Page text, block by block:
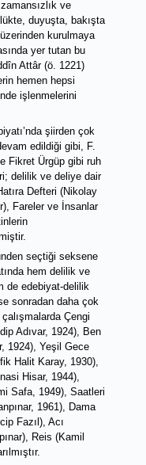
ve
duyuşta, bakışta
kurulmaya
yer tutan bu
Attâr (ö. 1221)
hemen hepsi
işlenmelerini
şiirden çok
edildiği gibi, F.
Fikret Ürgüp gibi ruh
delilik ve deliye dair
Defteri (Nikolay
Fareler ve İnsanlar
seçtiği seksene
hem delilik ve
de edebiyat-delilik
sonradan daha çok
Çengi
Adıvar, 1924), Ben
1924), Yeşil Gece
Halit Karay, 1930),
Hisar, 1944),
Safa, 1949), Saatleri
1961), Dama
Fazıl), Acı
Reis (Kamil